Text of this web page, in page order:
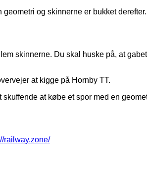
og skinnerne er bukket
skinnerne. Du skal huske på, at
at kigge på Hornby TT.
at købe et spor med en
railway.zone/